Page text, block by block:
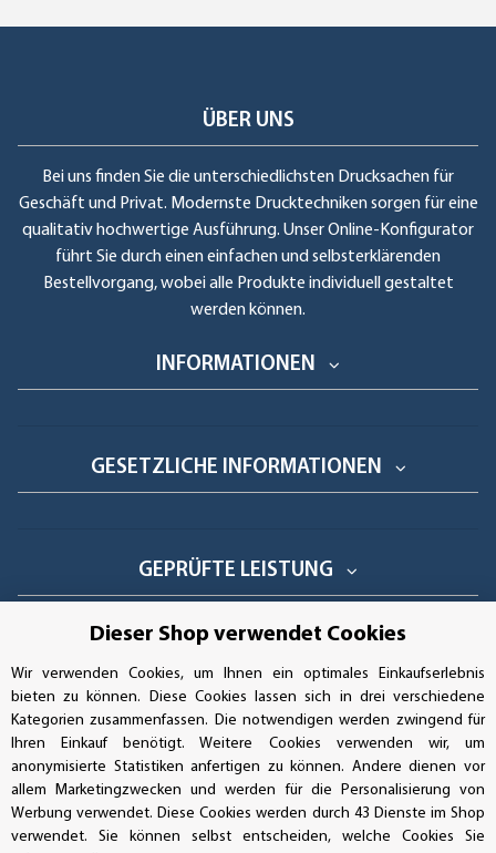
ÜBER UNS
Bei uns finden Sie die unterschiedlichsten Drucksachen für
Geschäft und Privat. Modernste Drucktechniken sorgen für eine
qualitativ hochwertige Ausführung. Unser Online-Konfigurator
führt Sie durch einen einfachen und selbsterklärenden
Bestellvorgang, wobei alle Produkte individuell gestaltet
INFORMATIONEN
GESETZLICHE INFORMATIONEN
GEPRÜFTE LEISTUNG
AUFKLEBERDEALER STORE
Handwerkerring 1, D-39326 Wolmirstedt
Bestellungen/Support: +49 (0)39-201-28-98-10
Dieser Shop verwendet Cookies
Wir verwenden Cookies, um Ihnen ein optimales Einkaufserlebnis
bieten zu können. Diese Cookies lassen sich in drei verschiedene
Kategorien zusammenfassen. Die notwendigen werden zwingend für
Ihren Einkauf benötigt. Weitere Cookies verwenden wir, um
anonymisierte Statistiken anfertigen zu können. Andere dienen vor
allem Marketingzwecken und werden für die Personalisierung von
Werbung verwendet. Diese Cookies werden durch 43 Dienste im Shop
verwendet. Sie können selbst entscheiden, welche Cookies Sie